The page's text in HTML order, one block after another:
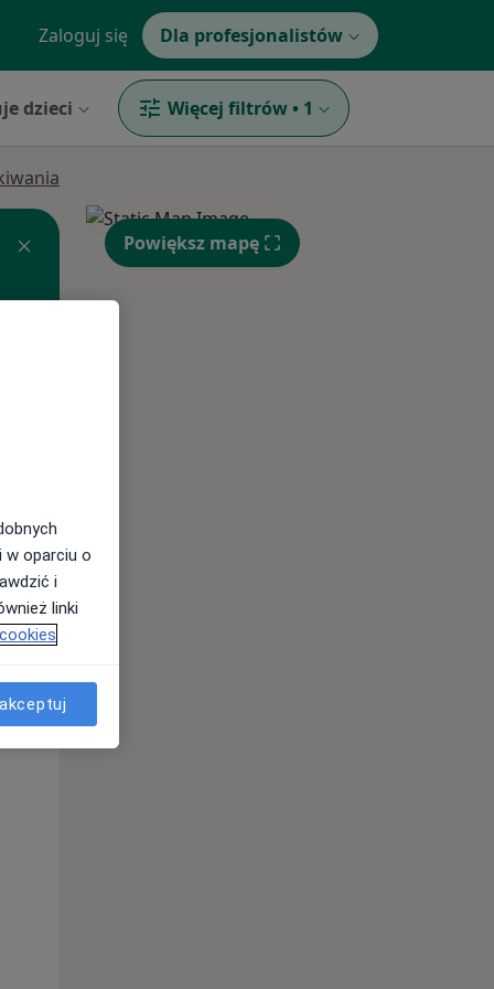
Zaloguj się Dla profesjonalistów
dzieci Więcej filtrów • 1
Powiększ mapę
w oparciu o
i
linki